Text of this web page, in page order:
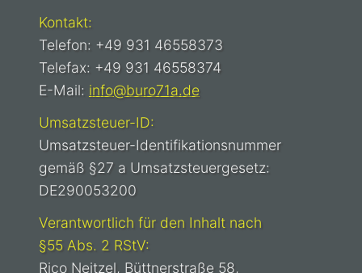
Kontakt:
Telefon: +49 931 46558373
Telefax: +49 931 46558374
E-Mail: info@buro71a.de
Umsatzsteuer-ID:
Umsatzsteuer-Identifikationsnummer
gemäß §27 a Umsatzsteuergesetz:
DE290053200
Verantwortlich für den Inhalt nach
§55 Abs. 2 RStV:
Rico Neitzel, Büttnerstraße 58,